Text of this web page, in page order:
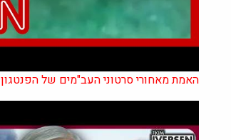
האמת מאחורי סרטוני העב"מים של הפנטגון